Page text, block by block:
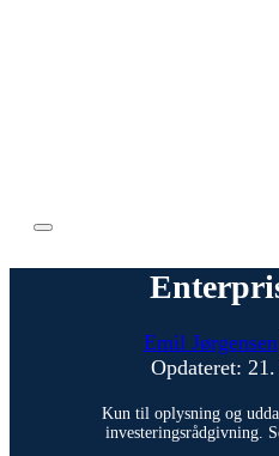
Emil Jørgensen
Opdateret:
Kun til oplysning og
investeringsrådgivning.